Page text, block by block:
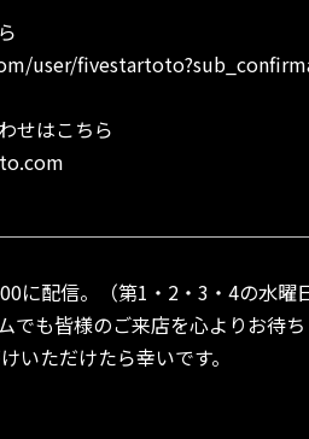
user/
せはこちら
に配信。（第1・2・3・4の水曜日
でも皆様のご来店を心よりお待ち
いただけたら幸いです。